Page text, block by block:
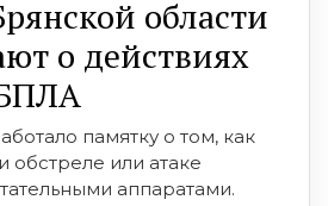
области
о действиях
памятку о том, как
обстреле или атаке
аппаратами.